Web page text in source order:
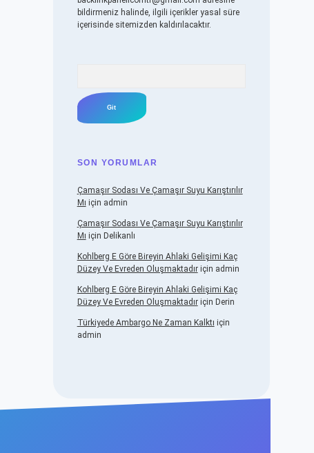
bildirmeniz halinde, ilgili içerikler yasal süre
içerisinde sitemizden kaldırılacaktır.
SON YORUMLAR
Çamaşır Sodası Ve Çamaşır Suyu Karıştırılır
Mı için admin
Çamaşır Sodası Ve Çamaşır Suyu Karıştırılır
Mı için Delikanlı
Kohlberg E Göre Bireyin Ahlaki Gelişimi Kaç
Düzey Ve Evreden Oluşmaktadıriçin admin
Kohlberg E Göre Bireyin Ahlaki Gelişimi Kaç
Düzey Ve Evreden Oluşmaktadıriçin Derin
Türkiyede Ambargo Ne Zaman Kalktı için
admin